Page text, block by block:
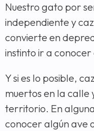
Nuestro gato por
independiente y
convierte en
instinto ir a
Y si es lo posible,
muertos en la calle
territorio. En
conocer algún ave